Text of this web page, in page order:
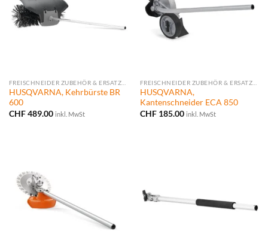
HUSQVARNA, Kehrbürste BR
600
CHF489.00 inkl. MwSt
HUSQVARNA,
Kantenschneider ECA 850
CHF185.00 inkl. MwSt